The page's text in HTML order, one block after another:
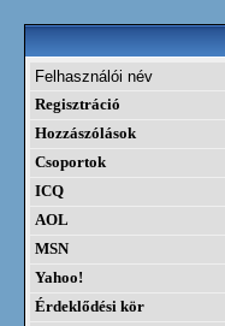
Felhasználói név
Regisztráció
Hozzászólások
Csoportok
ICQ
AOL
MSN
Yahoo!
Érdeklődési kör